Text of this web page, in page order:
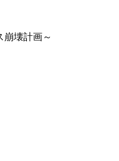
崩壊計画～